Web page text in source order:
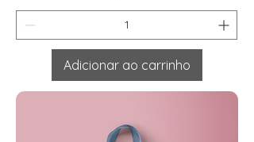
Adicionar ao carrinho